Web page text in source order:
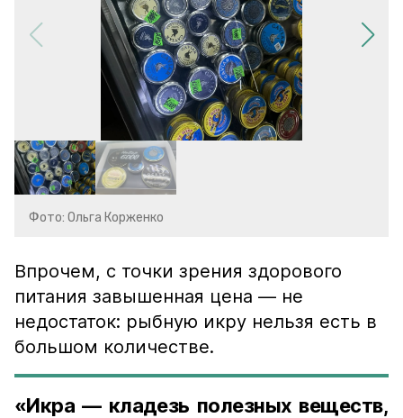
Фото: Ольга Корженко
Впрочем, с точки зрения здорового
питания завышенная цена — не
недостаток: рыбную икру нельзя есть в
большом количестве.
«Икра — кладезь полезных веществ,